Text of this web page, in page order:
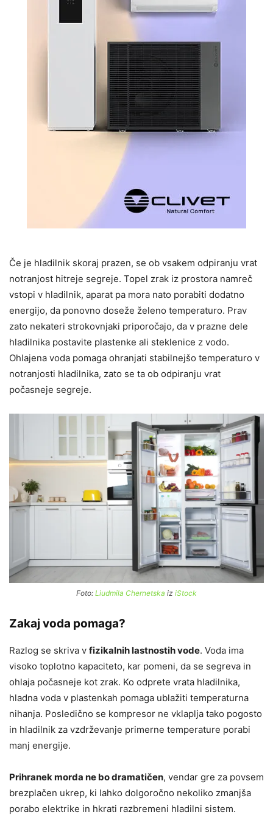
Če je hladilnik skoraj prazen, se ob vsakem odpiranju vrat
notranjost hitreje segreje. Topel zrak iz prostora namreč
vstopi v hladilnik, aparat pa mora nato porabiti dodatno
energijo, da ponovno doseže želeno temperaturo. Prav
zato nekateri strokovnjaki priporočajo, da v prazne dele
hladilnika postavite plastenke ali steklenice z vodo.
Ohlajena voda pomaga ohranjati stabilnejšo temperaturo v
notranjosti hladilnika, zato se ta ob odpiranju vrat
počasneje segreje.
Foto: Liudmila Chernetska iz iStock
Zakaj voda pomaga?
Razlog se skriva v fizikalnih lastnostih vode. Voda ima
visoko toplotno kapaciteto, kar pomeni, da se segreva in
ohlaja počasneje kot zrak. Ko odprete vrata hladilnika,
hladna voda v plastenkah pomaga ublažiti temperaturna
nihanja. Posledično se kompresor ne vklaplja tako pogosto
in hladilnik za vzdrževanje primerne temperature porabi
manj energije.
Prihranek morda ne bo dramatičen, vendar gre za povsem
brezplačen ukrep, ki lahko dolgoročno nekoliko zmanjša
porabo elektrike in hkrati razbremeni hladilni sistem.